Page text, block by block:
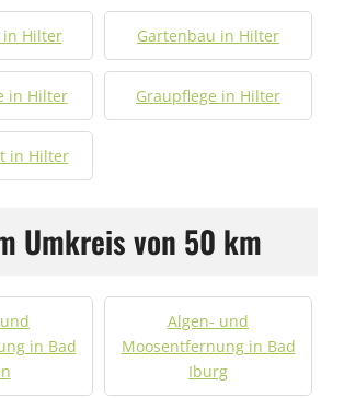
in Hilter Gartenbau in Hilter
in Hilter Graupflege in Hilter
in Hilter
Umkreis von 50 km
in Bad
Algen- und
Moosentfernung in Bad
Iburg